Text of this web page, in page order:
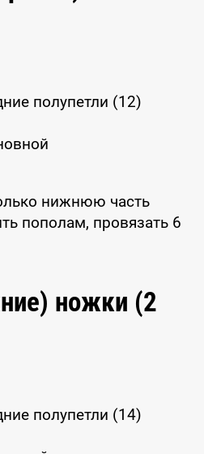
полупетли (12)
нижнюю часть
пополам, провязать 6
ножки (2
полупетли (14)